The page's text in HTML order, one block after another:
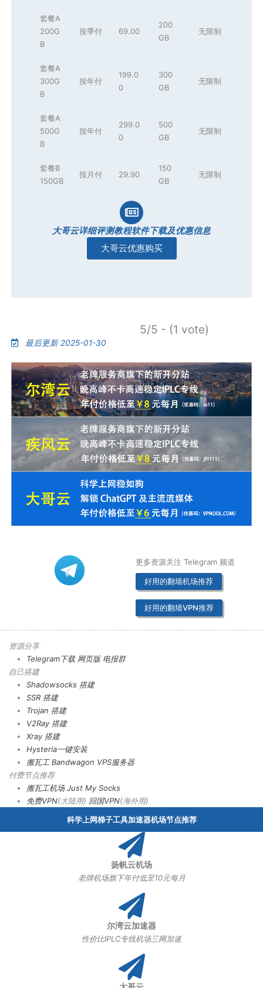
套餐A
200G
B
按季付 69.00
200
GB
无限制
套餐A
300G
B
按年付
199.0
0
300
GB
无限制
套餐A
500G
B
按年付
299.0
0
500
GB
无限制
套餐B
150GB
按月付 29.90
150
GB
无限制
大哥云详细评测教程软件下载及优惠信息
大哥云优惠购买
5/5 - (1 vote)
最后更新 2025-01-30
更多资源关注 Telegram 频道
好用的翻墙机场推荐
好用的翻墙VPN推荐
资源分享
Telegram下载 网页版 电报群
自己搭建
Shadowsocks 搭建
SSR 搭建
Trojan 搭建
V2Ray 搭建
Xray 搭建
Hysteria一键安装
搬瓦工 Bandwagon VPS服务器
付费节点推荐
搬瓦工机场 Just My Socks
免费VPN(大陆用) 回国VPN(海外用)
科学上网梯子工具加速器机场节点推荐
扬帆云机场
老牌机场旗下年付低至10元每月
尔湾云加速器
性价比IPLC专线机场三网加速